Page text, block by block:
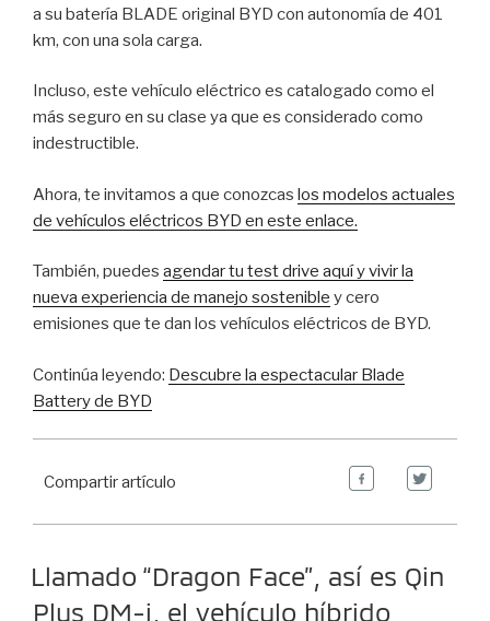
a su batería BLADE original BYD con autonomía de 401
km, con una sola carga.
Incluso, este vehículo eléctrico es catalogado como el
más seguro en su clase ya que es considerado como
indestructible.
Ahora, te invitamos a que conozcas los modelos actuales
de vehículos eléctricos BYD en este enlace.
También, puedes agendar tu test drive aquí y vivir la
nueva experiencia de manejo sostenible y cero
emisiones que te dan los vehículos eléctricos de BYD.
Continúa leyendo: Descubre la espectacular Blade
Battery de BYD
Compartir artículo
Llamado “Dragon Face”, así es Qin
Plus DM-i, el vehículo híbrido